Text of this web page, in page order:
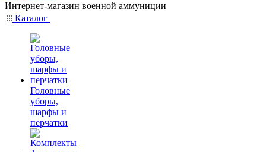
Интернет-магазин военной аммуниции
Каталог
Головные
уборы,
шарфы и
перчатки